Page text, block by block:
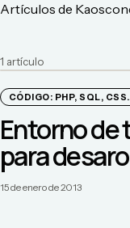
Artículos de
1 artículo
CÓDIGO: PHP, SQL,
Entorno de
para
15 de enero de 2013